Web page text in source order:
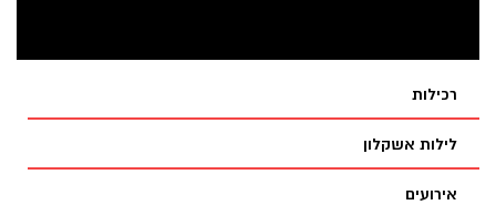
רכילות
לילות אשקלון
אירועים